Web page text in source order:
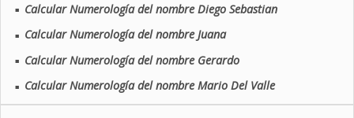
■ Calcular Numerología del nombre Diego Sebastian
■ Calcular Numerología del nombre Juana
■ Calcular Numerología del nombre Gerardo
■ Calcular Numerología del nombre Mario Del Valle